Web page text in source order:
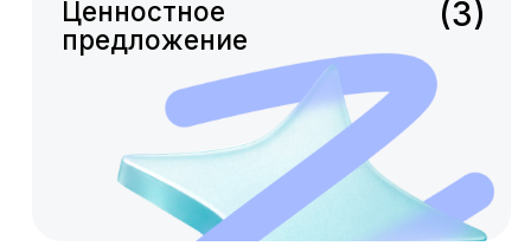
Мы поймём вас с полуслова. Превратим
маркетинговые задачи в креативный,
работающий контент. Мы не спорим
со стратегией — мы воплощаем её.
ROMI, CPA, brand awareness,
вовлечённость — для нас это
не аббревиатуры, а ориентиры.
команду